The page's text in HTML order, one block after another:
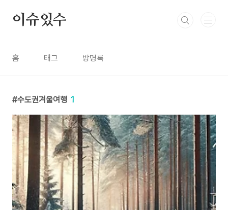
이슈있수
홈 태그 방명록
수도권겨울여행 1